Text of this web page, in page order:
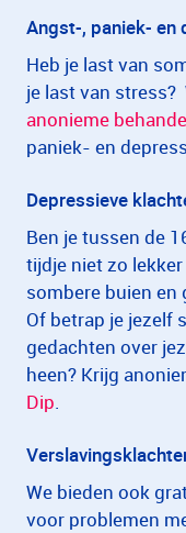
Angst-, paniek- en
Heb je last van
je last van stress?
anonieme
paniek- en
Depressieve
Ben je tussen de
tijdje niet zo
sombere buien en
Of betrap je jezelf
gedachten over
heen? Krijg
Dip.
We bieden ook
voor problemen